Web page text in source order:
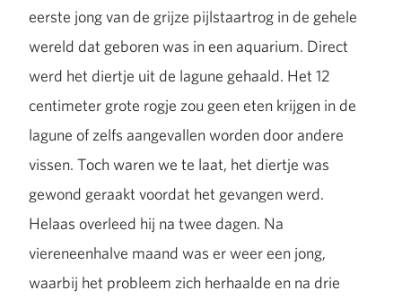
eerste jong van de grijze pijlstaartrog in de gehele
wereld dat geboren was in een aquarium. Direct
werd het diertje uit de lagune gehaald. Het 12
centimeter grote rogje zou geen eten krijgen in de
lagune of zelfs aangevallen worden door andere
vissen. Toch waren we te laat, het diertje was
gewond geraakt voordat het gevangen werd.
Helaas overleed hij na twee dagen. Na
viereneenhalve maand was er weer een jong,
waarbij het probleem zich herhaalde en na drie